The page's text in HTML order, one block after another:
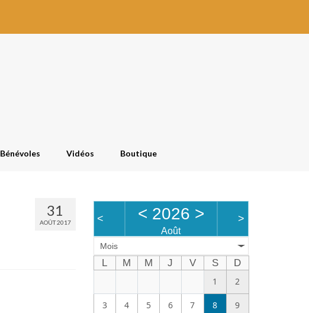
Bénévoles Vidéos Boutique
31
AOÛT 2017 < < 2026 >
Août
>
Mois
L M M J V S
D
1
2
3 4 5 6 7 8 9